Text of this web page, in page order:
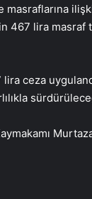
467 lira
ceza
Ayvalık’ta